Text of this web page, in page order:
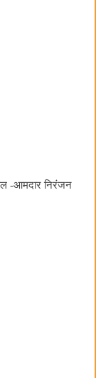
-आमदार निरंजन